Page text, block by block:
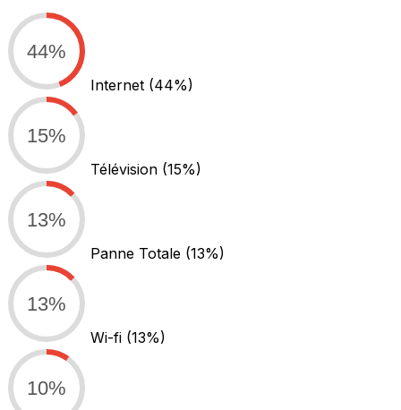
44%
Internet (44%)
15%
Télévision (15%)
13%
Panne Totale (13%)
13%
Wi-fi (13%)
10%